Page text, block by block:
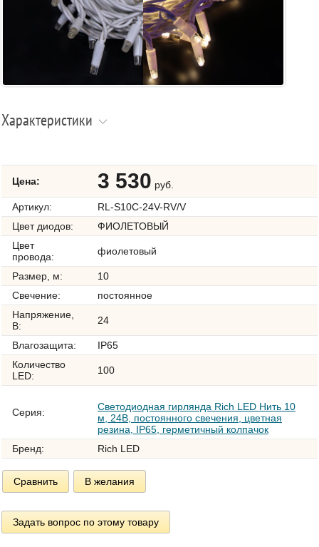
Характеристики
Цена: 3 530 руб.
Артикул:
RL-S10C-24V-RV/V
Цвет диодов:
ФИОЛЕТОВЫЙ
Цвет
провода:
фиолетовый
Размер, м:
10
Свечение:
постоянное
Напряжение,
В:
24
Влагозащита:
IP65
Количество
LED:
100
Серия:
Светодиодная гирлянда Rich LED Нить 10
м, 24В, постоянного свечения, цветная
резина, IP65, герметичный колпачок
Бренд:
Rich LED
Сравнить В желания
Задать вопрос по этому товару